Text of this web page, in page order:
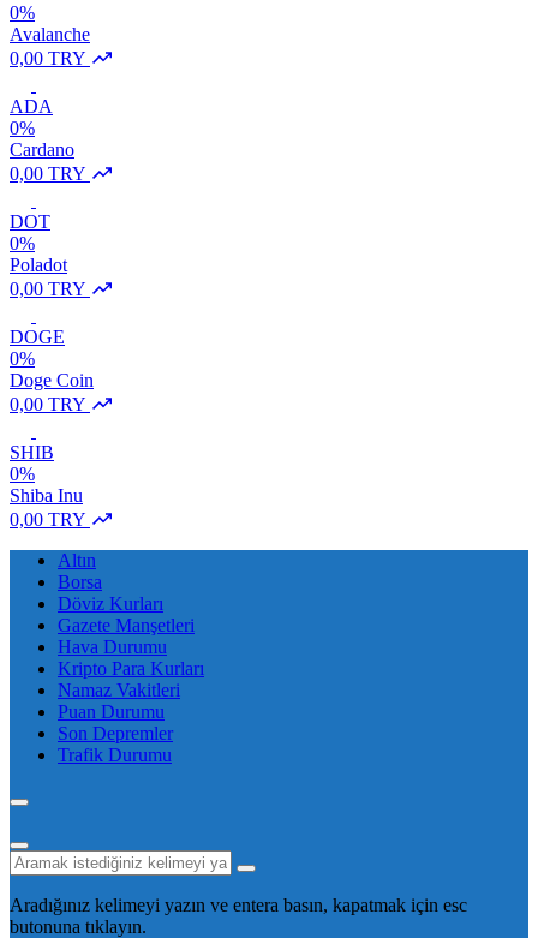
0%
Avalanche
0,00 TRY
ADA
0%
Cardano
0,00 TRY
DOT
0%
Poladot
0,00 TRY
DOGE
0%
Doge Coin
0,00 TRY
SHIB
0%
Shiba Inu
0,00 TRY
Altın
Borsa
Döviz Kurları
Gazete Manşetleri
Hava Durumu
Kripto Para Kurları
Namaz Vakitleri
Puan Durumu
Son Depremler
Trafik Durumu
Aradığınız kelimeyi yazın ve entera basın, kapatmak için esc
butonuna tıklayın.